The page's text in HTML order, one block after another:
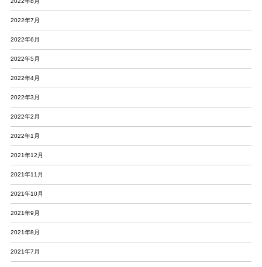
2022年7月
2022年6月
2022年5月
2022年4月
2022年3月
2022年2月
2022年1月
2021年12月
2021年11月
2021年10月
2021年9月
2021年8月
2021年7月